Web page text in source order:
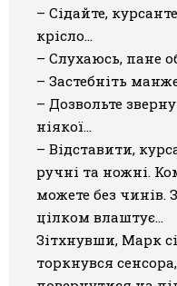
– Сідайте,
крісло…
– Слухаюсь, пане
– Застебніть
– Дозвольте
ніякої…
– Відставити,
ручні та ножні.
можете без чинів.
цілком влаштує…
Зітхнувши, Марк
торкнувся